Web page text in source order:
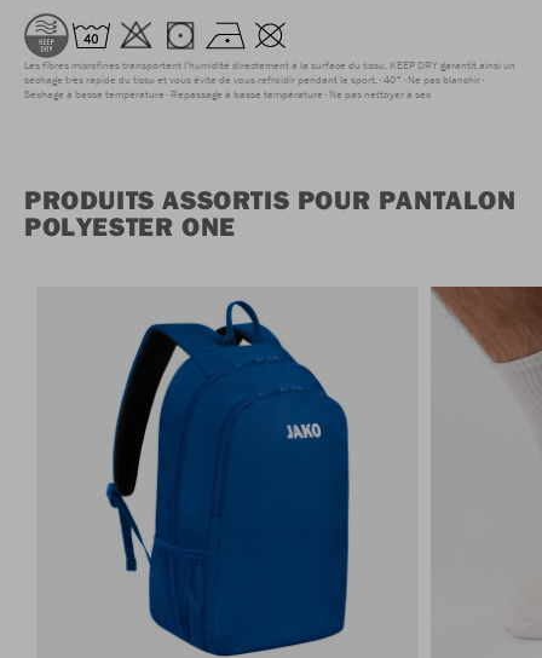
Les fibres microfines transportent l'humidité directement à la surface du tissu. KEEP DRY garantit ainsi un
séchage très rapide du tissu et vous évite de vous refroidir pendant le sport. 40° Ne pas blanchir
Séchage à basse température Repassage à basse température Ne pas nettoyer à sec
PRODUITS ASSORTIS POUR PANTALON
POLYESTER ONE